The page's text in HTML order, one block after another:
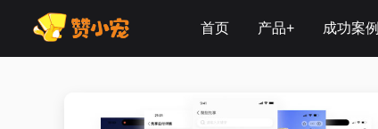
首页 产品+ 成功案例